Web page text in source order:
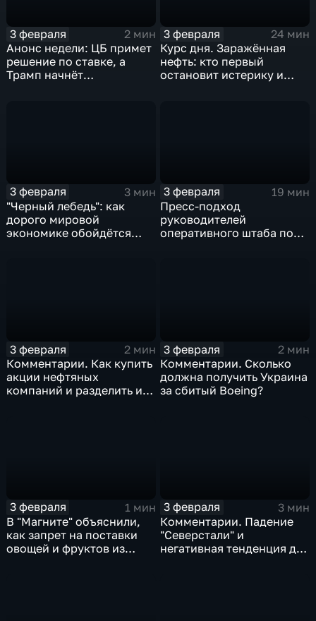
3 февраля
2 мин
Анонс недели: ЦБ примет
решение по ставке, а
Трамп начнёт
3 февраля
24 мин
Курс дня. Заражённая
нефть: кто первый
остановит истерику и
3 февраля
3 мин
"Черный лебедь": как
дорого мировой
экономике обойдётся
3 февраля
19 мин
Пресс-подход
руководителей
оперативного штаба по
3 февраля
2 мин
Комментарии. Как купить
акции нефтяных
компаний и разделить их
3 февраля
2 мин
Комментарии. Сколько
должна получить Украина
за сбитый Boeing?
3 февраля
1 мин
В "Магните" объяснили,
как запрет на поставки
овощей и фруктов из
3 февраля
3 мин
Комментарии. Падение
"Северстали" и
негативная тенденция для